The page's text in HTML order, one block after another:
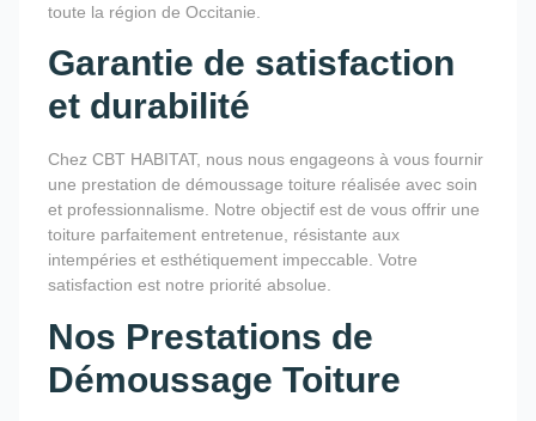
toute la région de Occitanie.
Garantie de satisfaction
et durabilité
Chez CBT HABITAT, nous nous engageons à vous fournir
une prestation de démoussage toiture réalisée avec soin
et professionnalisme. Notre objectif est de vous offrir une
toiture parfaitement entretenue, résistante aux
intempéries et esthétiquement impeccable. Votre
satisfaction est notre priorité absolue.
Nos Prestations de
Démoussage Toiture